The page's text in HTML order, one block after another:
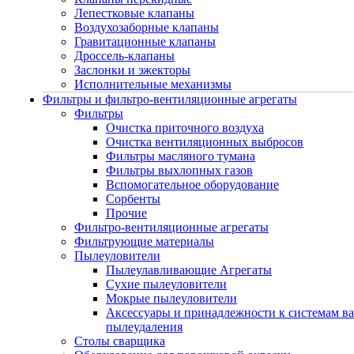
Лепестковые клапаны
Воздухозаборные клапаны
Гравитационные клапаны
Дроссель-клапаны
Заслонки и эжекторы
Исполнительные механизмы
Фильтры и фильтро-вентиляционные агрегаты
Фильтры
Очистка приточного воздуха
Очистка вентиляционных выбросов
Фильтры масляного тумана
Фильтры выхлопных газов
Вспомогательное оборудование
Сорбенты
Прочие
Фильтро-вентиляционные агрегаты
Фильтрующие материалы
Пылеуловители
Пылеулавливающие Агрегаты
Сухие пылеуловители
Мокрые пылеуловители
Аксессуары и принадлежности к системам
пылеудаления
Столы сварщика